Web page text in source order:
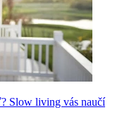
Slow living vás naučí